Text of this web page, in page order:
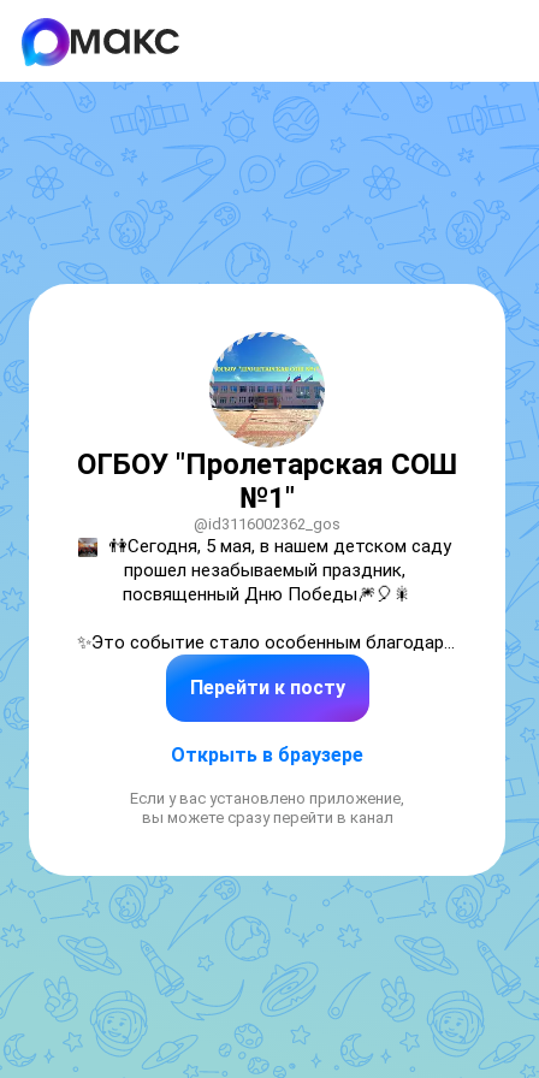
ОГБОУ "Пролетарская СОШ
№1"
@id3116002362_gos
👫Сегодня, 5 мая, в нашем детском саду
прошел незабываемый праздник,
посвященный Дню Победы🎆🎈🎇
✨Это событие стало особенным благодаря
совместному участию детей старшей и
подготовительной группы детского сада и
учеников 5 "В" класса нашей школы.
✨ Дети исполнили трогательные песни о
значимости мира.
✨Были организованы тематические игры
соревнования и инсценировки, посвященные
историческим событиям и подвигам героев.
✨Акция "Бессмертный полк" - Все участники
праздника прошли колонной с портретами
Перейти к посту
Открыть в браузере
Если у вас установлено приложение,
вы можете сразу перейти в канал